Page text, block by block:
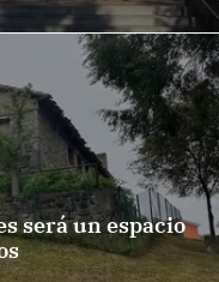
será un espacio